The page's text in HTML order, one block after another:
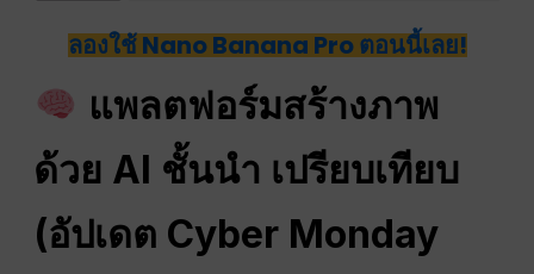
ลองใช้ Nano Banana Pro ตอนนี้เลย!
แพลตฟอร์มสร้างภาพ
ด้วย AI ชั้นนำ เปรียบเทียบ
(อัปเดต Cyber Monday